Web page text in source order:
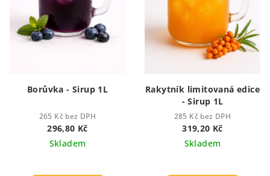
Borůvka - Sirup 1L
265 Kč bez DPH
296,80 Kč
Skladem
Rakytník limitovaná edice
- Sirup 1L
285 Kč bez DPH
319,20 Kč
Skladem